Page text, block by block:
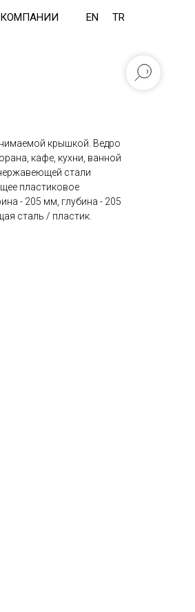
EN TR
крышкой. Ведро
кафе, кухни, ванной
стали
пластиковое
- 205 мм, глубина - 205
сталь / пластик.